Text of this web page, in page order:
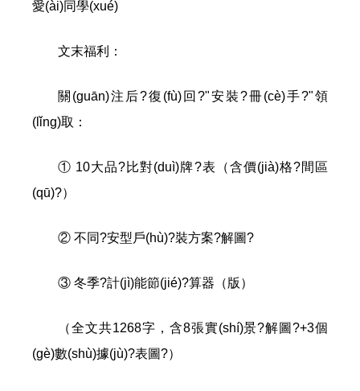
愛(ài)同學(xué)
文末福利：
關(guān)注后?復(fù)回?"安裝?冊(cè)手?"領
(lǐng)取：
① 10大品?比對(duì)牌?表（含價(jià)格?間區
(qū)?）
② 不同?安型戶(hù)?裝方案?解圖?
③ 冬季?計(jì)能節(jié)?算器（版）
（全文共1268字，含8張實(shí)景?解圖?+3個
(gè)數(shù)據(jù)?表圖?）